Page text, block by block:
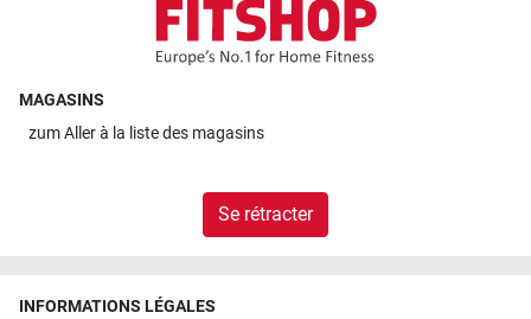
MAGASINS
zumAller à la liste des magasins
Se rétracter
INFORMATIONS LÉGALES